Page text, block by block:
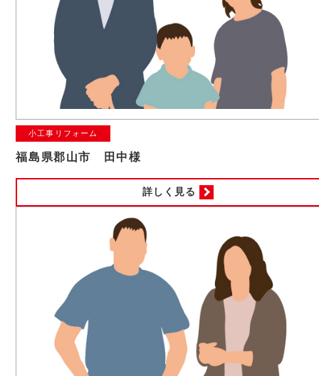
小工事リフォーム
福島県郡山市 田中様
詳しく見る